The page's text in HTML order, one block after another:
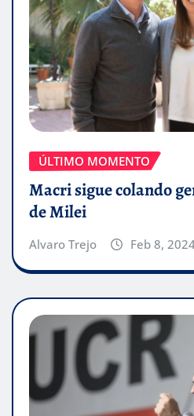
ÚLTIMO MOMENTO
Macri sigue colando
de Milei
Alvaro Trejo Feb 8,